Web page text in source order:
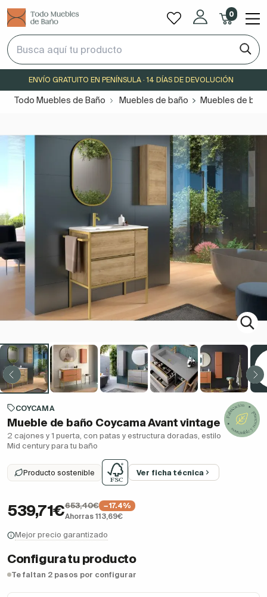
0
ENVÍO GRATUITO EN PENÍNSULA · 14 DÍAS DE DEVOLUCIÓN
Todo Muebles de Baño Muebles de baño Muebles de
COYCAMA
Mueble de baño Coycama Avant vintage
2 cajones y 1 puerta, con patas y estructura doradas, estilo
Mid century para tu baño
Producto sostenible Ver ficha técnica
539,71€653,40€
−17.4%
Ahorras 113,69€
Mejor precio garantizado
Configura tu producto
Te faltan 2 pasos por configurar